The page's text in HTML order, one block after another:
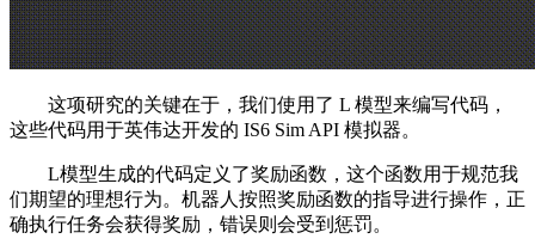
这项研究的关键在于，我们使用了 L 模型来编写代码，
这些代码用于英伟达开发的 IS6 Sim API 模拟器。
L模型生成的代码定义了奖励函数，这个函数用于规范我
们期望的理想行为。机器人按照奖励函数的指导进行操作，正
确执行任务会获得奖励，错误则会受到惩罚。